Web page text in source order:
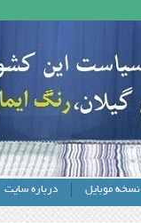
نسخه موبایل درباره سایت